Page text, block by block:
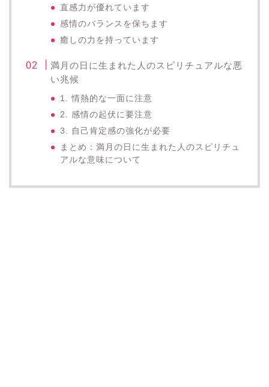
直感力が優れています
感情のバランスを保ちます
癒しの力を持っています
満月の日に生まれた人のスピリチュアルな悪
い兆候
1. 情熱的な一面に注意
2. 感情の起伏に要注意
3. 自己肯定感の強化が必要
まとめ：満月の日に生まれた人のスピリチュ
アルな意味について